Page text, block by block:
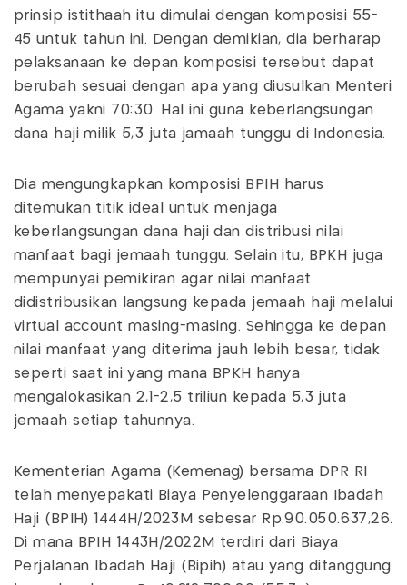
prinsip istithaah itu dimulai dengan komposisi 55-
45 untuk tahun ini. Dengan demikian, dia berharap
pelaksanaan ke depan komposisi tersebut dapat
berubah sesuai dengan apa yang diusulkan Menteri
Agama yakni 70:30. Hal ini guna keberlangsungan
dana haji milik 5,3 juta jamaah tunggu di Indonesia.
Dia mengungkapkan komposisi BPIH harus
ditemukan titik ideal untuk menjaga
keberlangsungan dana haji dan distribusi nilai
manfaat bagi jemaah tunggu. Selain itu, BPKH juga
mempunyai pemikiran agar nilai manfaat
didistribusikan langsung kepada jemaah haji melalui
virtual account masing-masing. Sehingga ke depan
nilai manfaat yang diterima jauh lebih besar, tidak
seperti saat ini yang mana BPKH hanya
mengalokasikan 2,1-2,5 triliun kepada 5,3 juta
jemaah setiap tahunnya.
Kementerian Agama (Kemenag) bersama DPR RI
telah menyepakati Biaya Penyelenggaraan Ibadah
Haji (BPIH) 1444H/2023M sebesar Rp.90.050.637,26.
Di mana BPIH 1443H/2022M terdiri dari Biaya
Perjalanan Ibadah Haji (Bipih) atau yang ditanggung